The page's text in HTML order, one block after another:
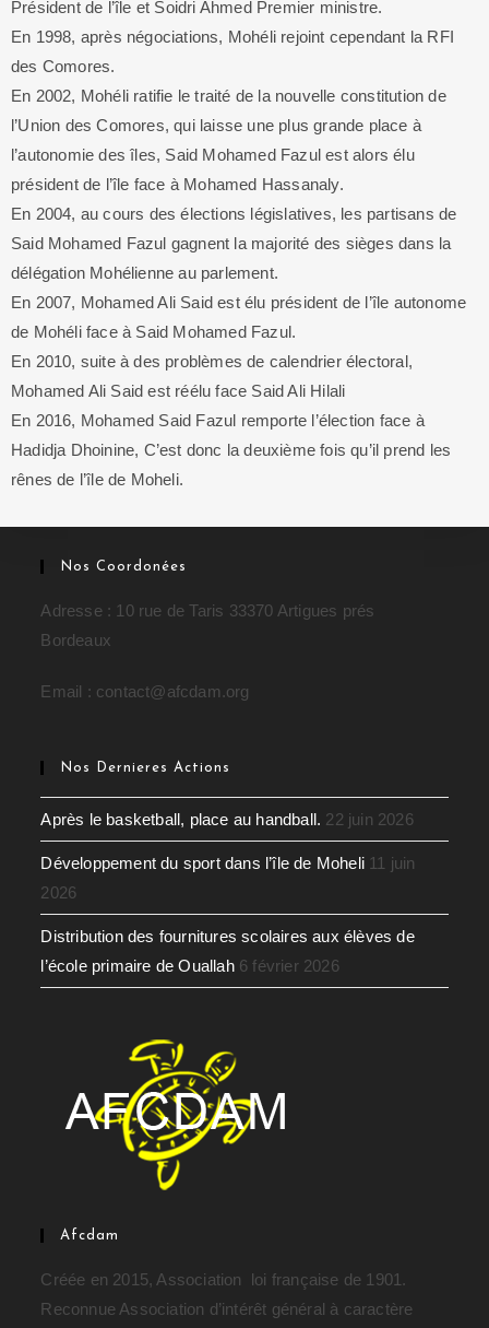
Président de l’île et Soidri Ahmed Premier ministre.
En 1998, après négociations, Mohéli rejoint cependant la RFI
des Comores.
En 2002, Mohéli ratifie le traité de la nouvelle constitution de
l’Union des Comores, qui laisse une plus grande place à
l’autonomie des îles, Said Mohamed Fazul est alors élu
président de l’île face à Mohamed Hassanaly.
En 2004, au cours des élections législatives, les partisans de
Said Mohamed Fazul gagnent la majorité des sièges dans la
délégation Mohélienne au parlement.
En 2007, Mohamed Ali Said est élu président de l’île autonome
de Mohéli face à Said Mohamed Fazul.
En 2010, suite à des problèmes de calendrier électoral,
Mohamed Ali Said est réélu face Said Ali Hilali
En 2016, Mohamed Said Fazul remporte l’élection face à
Hadidja Dhoinine, C’est donc la deuxième fois qu’il prend les
rênes de l’île de Moheli.
Nos Coordonées
Adresse : 10 rue de Taris 33370 Artigues prés
Bordeaux
Email : contact@afcdam.org
Nos Dernieres Actions
Après le basketball, place au handball. 22 juin 2026
Développement du sport dans l’île de Moheli 11 juin
2026
Distribution des fournitures scolaires aux élèves de
l’école primaire de Ouallah 6 février 2026
Afcdam
Créée en 2015, Association loi française de 1901.
Reconnue Association d’intérêt général à caractère